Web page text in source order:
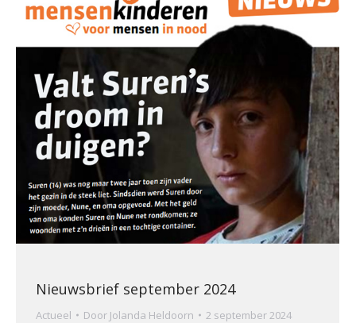
Nieuwsbrief september 2024
Actueel Door Jolanda Heldoorn 2 september 2024